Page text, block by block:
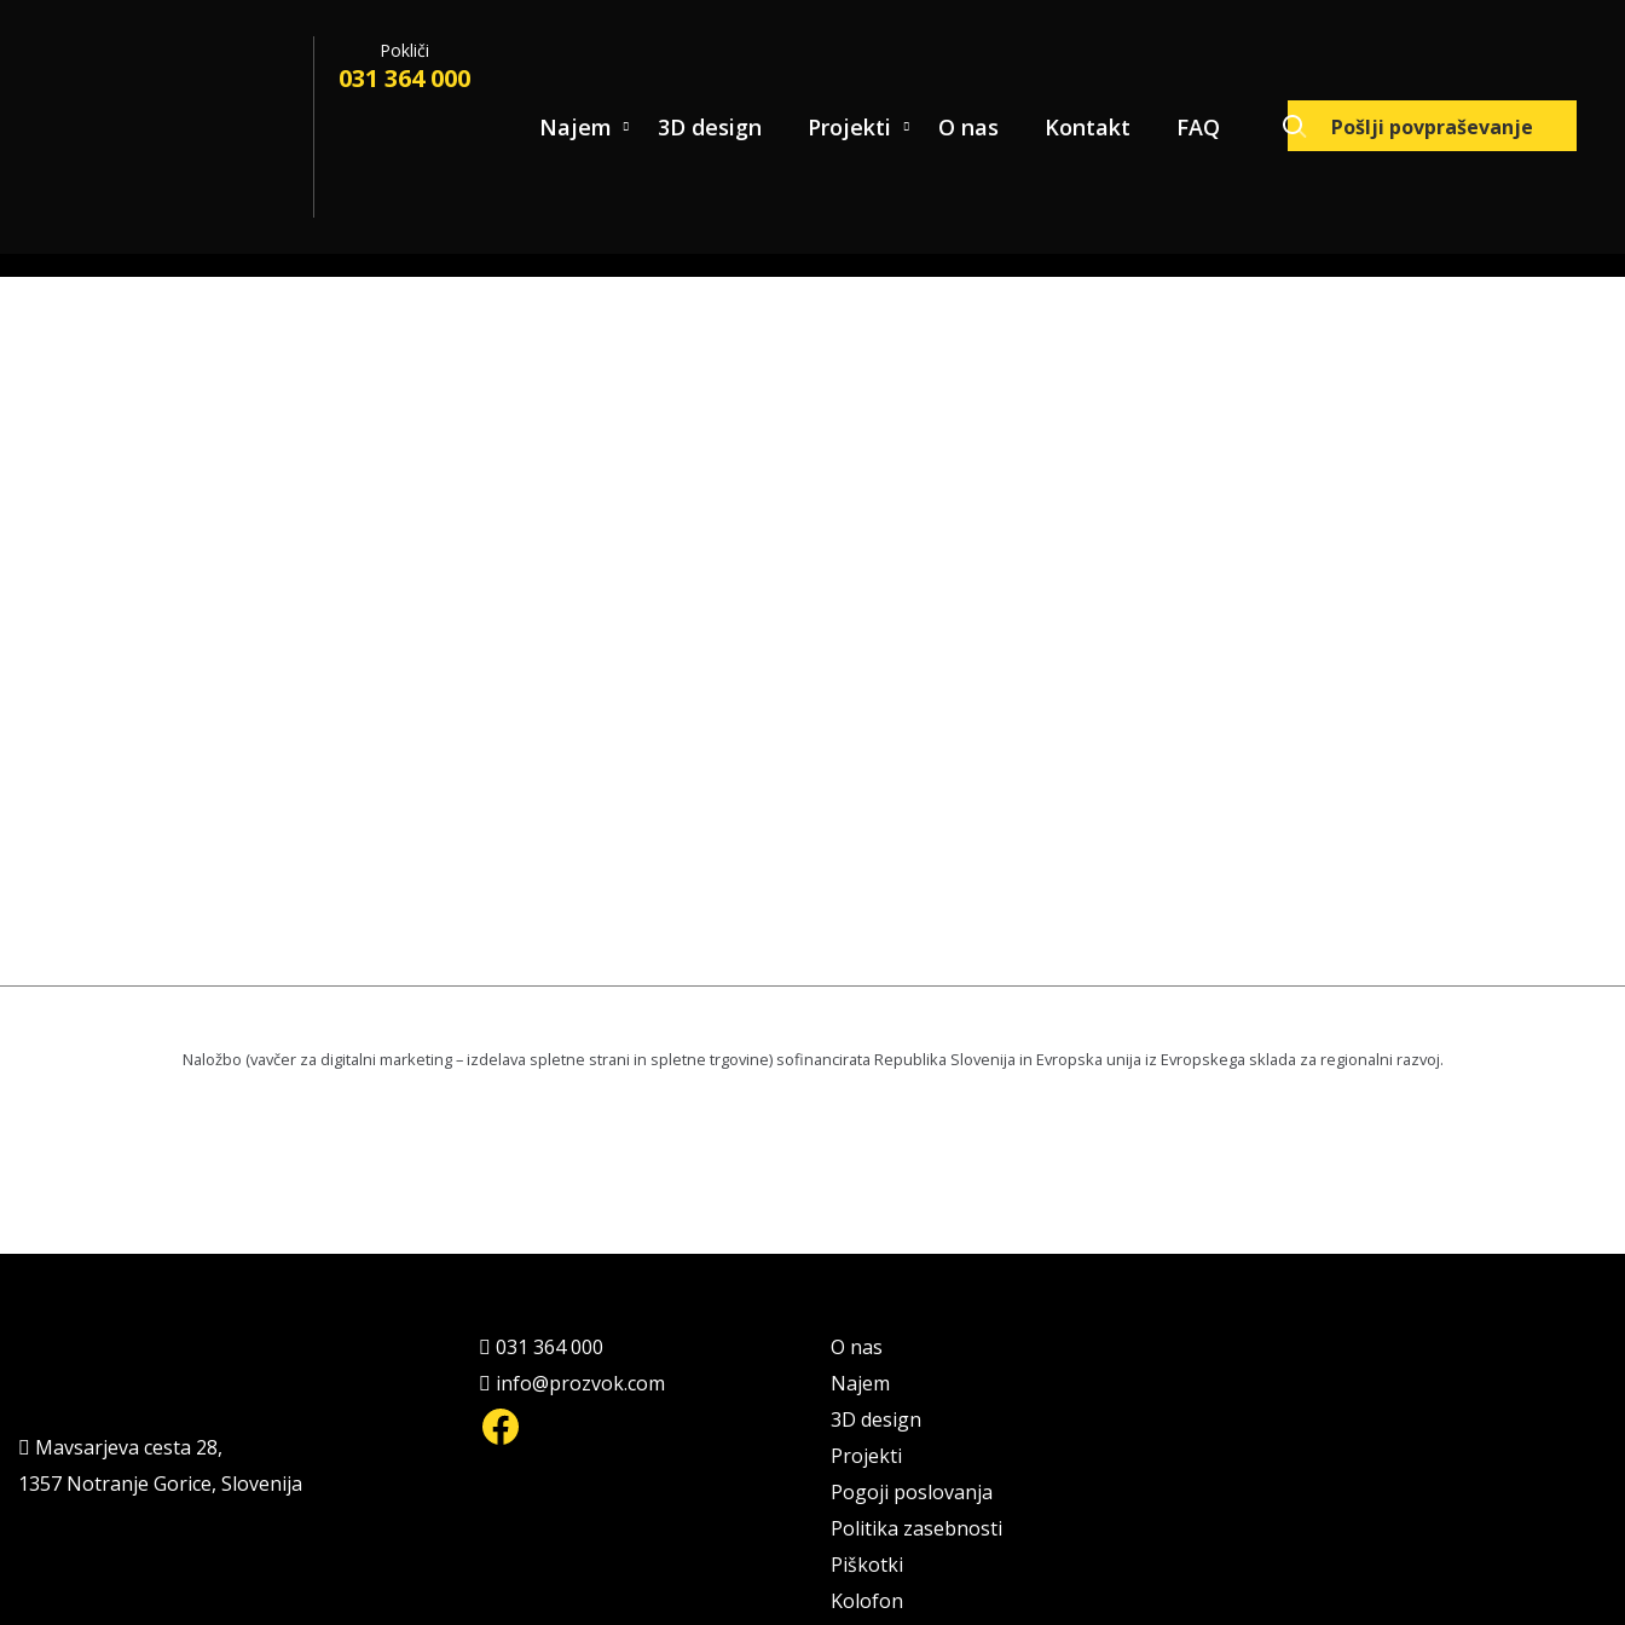
Pokliči
031 364 000
Najem 3D design Projekti O nas Kontakt FAQ Pošlji povpraševanje
Naložbo (vavčer za digitalni marketing – izdelava spletne strani in spletne trgovine) sofinancirata Republika Slovenija in Evropska unija iz Evropskega sklada za regionalni razvoj.
Mavsarjeva cesta 28,
1357 Notranje Gorice, Slovenija
031 364 000
info@prozvok.com
Facebook
O nas
Najem
3D design
Projekti
Pogoji poslovanja
Politika zasebnosti
Piškotki
Kolofon